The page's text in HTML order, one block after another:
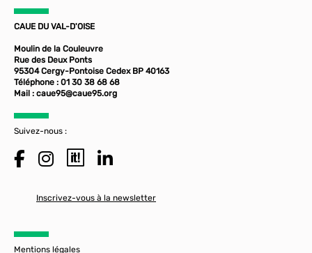
CAUE DU VAL-D'OISE
Moulin de la Couleuvre
Rue des Deux Ponts
95304 Cergy-Pontoise Cedex BP 40163
Téléphone : 01 30 38 68 68
Mail : caue95@caue95.org
Suivez-nous :
Inscrivez-vous à la newsletter
Mentions légales